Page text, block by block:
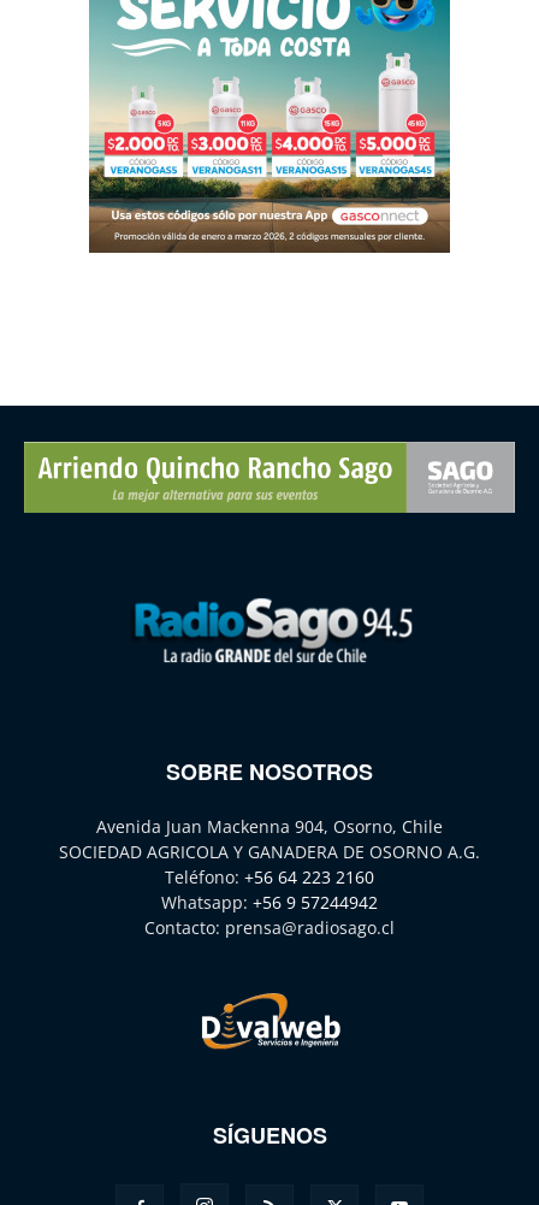
SOBRE NOSOTROS
Avenida Juan Mackenna 904, Osorno, Chile
SOCIEDAD AGRICOLA Y GANADERA DE OSORNO A.G.
Teléfono: +56 64 223 2160
Whatsapp: +56 9 57244942
Contacto: prensa@radiosago.cl
SÍGUENOS